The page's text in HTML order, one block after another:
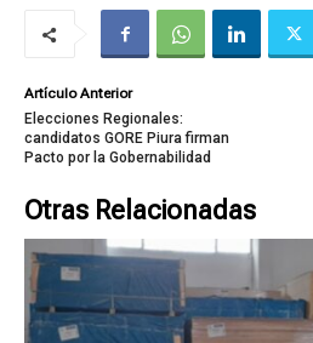
Artículo Anterior
Elecciones Regionales:
candidatos GORE Piura firman
Pacto por la Gobernabilidad
Otras Relacionadas